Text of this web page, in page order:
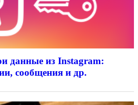
данные из Instagram:
сообщения и др.